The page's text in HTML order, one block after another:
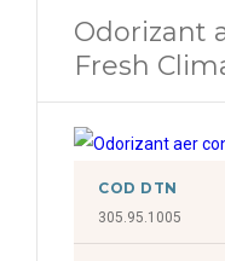
Odorizant
Fresh
COD DTN
305.95.1005